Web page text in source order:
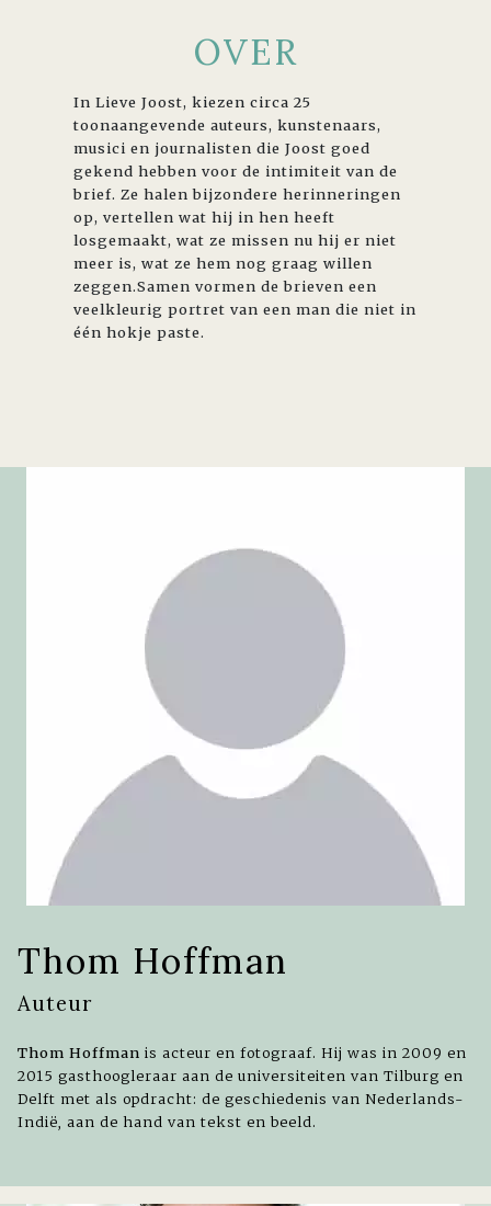
OVER
In Lieve Joost, kiezen circa 25
toonaangevende auteurs, kunstenaars,
musici en journalisten die Joost goed
gekend hebben voor de intimiteit van de
brief. Ze halen bijzondere herinneringen
op, vertellen wat hij in hen heeft
losgemaakt, wat ze missen nu hij er niet
meer is, wat ze hem nog graag willen
zeggen.Samen vormen de brieven een
veelkleurig portret van een man die niet in
één hokje paste.
Thom Hoffman
Auteur
Thom Hoffman is acteur en fotograaf. Hij was in 2009 en
2015 gasthoogleraar aan de universiteiten van Tilburg en
Delft met als opdracht: de geschiedenis van Nederlands-
Indië, aan de hand van tekst en beeld.